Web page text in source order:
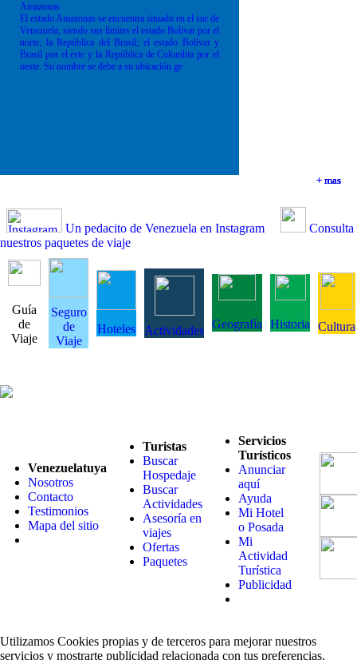
+ mas
+ mas
+ mas
Amazonas
El estado Amazonas se encuentra situado en el sur de
Venezuela, siendo sus límites el estado Bolívar por el
norte; la República del Brasil; el estado Bolívar y
Brasil por el este y la República de Colombia por el
oeste. Su nombre se debe a su ubicación ge
+ mas
Un pedacito de Venezuela en Instagram
Consulta
nuestros paquetes de viaje
Guía
de
Viaje
Seguro
de
Viaje
Hoteles Actividades Geografía Historia Cultura
Venezuelatuya
Nosotros
Contacto
Testimonios
Mapa del sitio
Turistas
Buscar
Hospedaje
Buscar
Actividades
Asesoría en
viajes
Ofertas
Paquetes
Servicios
Turísticos
Anunciar
aquí
Ayuda
Mi Hotel
o Posada
Mi
Actividad
Turística
Publicidad
Utilizamos Cookies propias y de terceros para mejorar nuestros
servicios y mostrarte publicidad relacionada con tus preferencias.